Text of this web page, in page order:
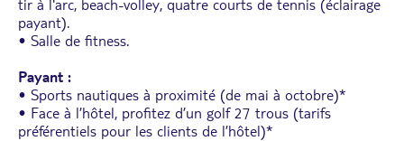
tir à l'arc, beach-volley, quatre courts de tennis (éclairage
payant).
• Salle de fitness.
Payant :
• Sports nautiques à proximité (de mai à octobre)*
• Face à l’hôtel, profitez d’un golf 27 trous (tarifs
préférentiels pour les clients de l’hôtel)*